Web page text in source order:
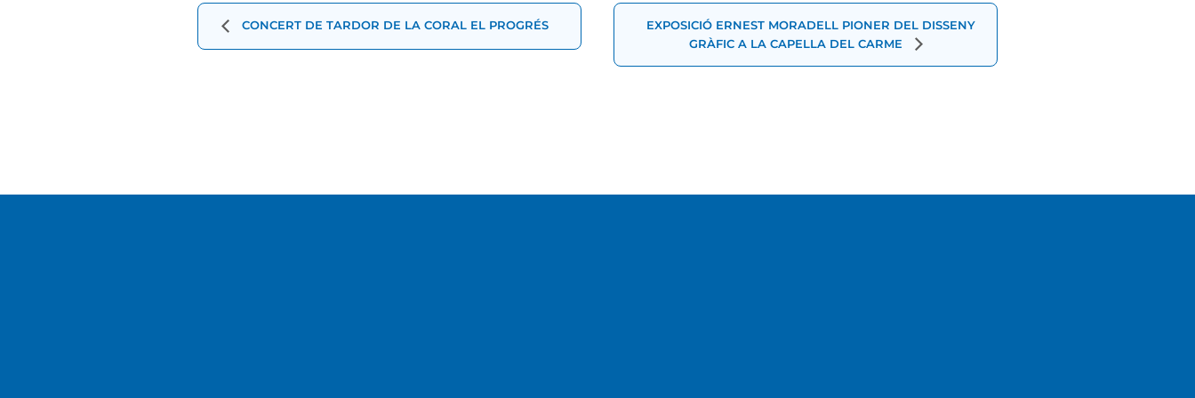
d'Esdeveniment
CONCERT DE TARDOR DE LA CORAL EL PROGRÉS
EXPOSICIÓ ERNEST MORADELL PIONER DEL DISSENY
GRÀFIC A LA CAPELLA DEL CARME